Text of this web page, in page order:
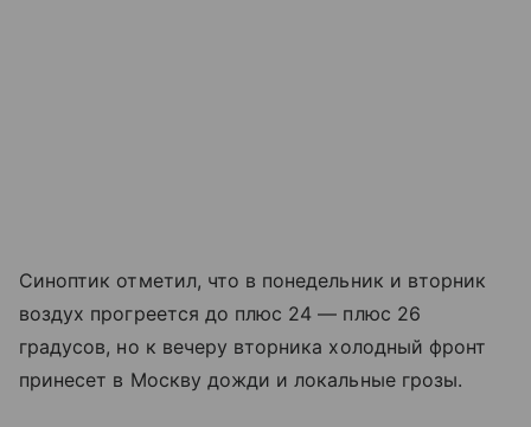
Синоптик отметил, что в понедельник и вторник
воздух прогреется до плюс 24 — плюс 26
градусов, но к вечеру вторника холодный фронт
принесет в Москву дожди и локальные грозы.